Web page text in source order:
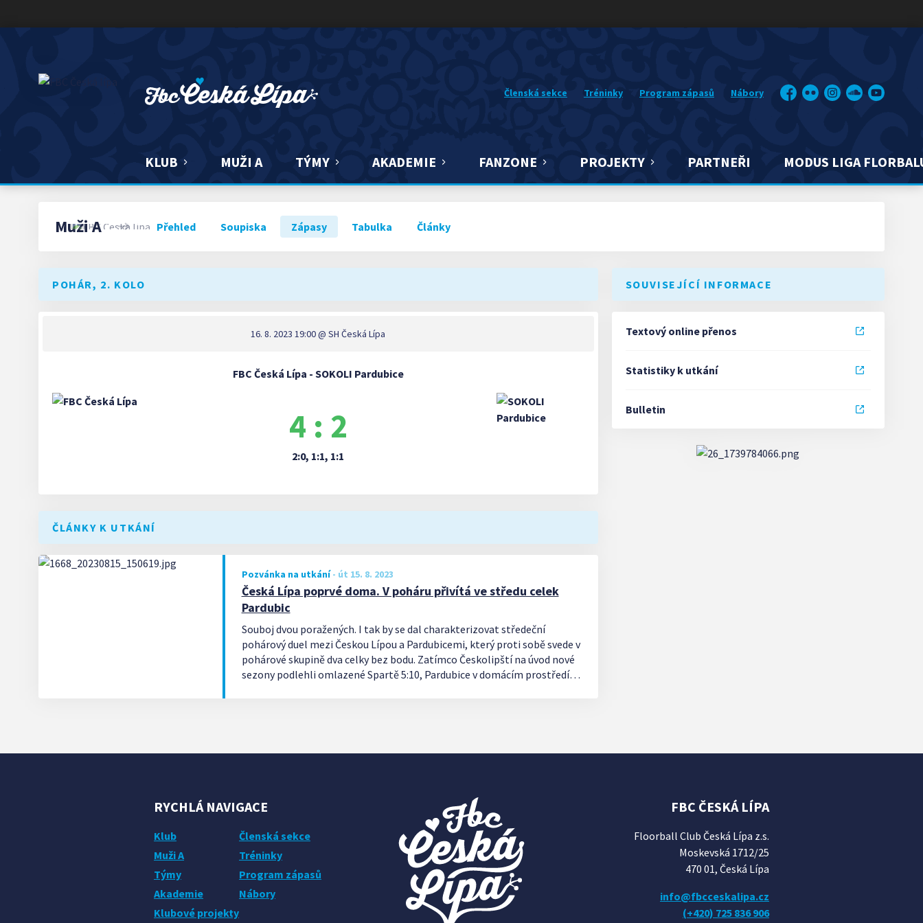
Členská sekce Tréninky Program zápasů Nábory Facebook
FlickrInstagramSoundcloud
YouTube
KLUB MUŽI A TÝMY AKADEMIE FANZONE PROJEKTY PARTNEŘI MODUS LIGA
Muži A Přehled Soupiska Zápasy Tabulka Články
POHÁR, 2. KOLO
16. 8. 2023 19:00@ SH Česká Lípa
FBC Česká Lípa - SOKOLI Pardubice
4 : 2
2:0, 1:1, 1:1
ČLÁNKY K UTKÁNÍ
Pozvánka na utkání- út 15. 8. 2023
Česká Lípa poprvé doma. V poháru přivítá ve středu celek
Pardubic
Souboj dvou poražených. I tak by se dal charakterizovat středeční
pohárový duel mezi Českou Lípou a Pardubicemi, který proti sobě svede v
pohárové skupině dva celky bez bodu. Zatímco Českolipští na úvod nové
sezony podlehli omlazené Spartě 5:10, Pardubice v domácím prostředí
SOUVISEJÍCÍ INFORMACE
Textový online přenos
Statistiky k utkání
Bulletin
FBC ČESKÁ LÍPA
Floorball Club Česká Lípa z.s.
Moskevská 1712/25
470 01, Česká Lípa
info@fbcceskalipa.cz
(+420) 725 836 906
RYCHLÁ NAVIGACE
Klub
Muži A
Týmy
Akademie
Klubové projekty
Členská sekce
Tréninky
Program zápasů
Nábory